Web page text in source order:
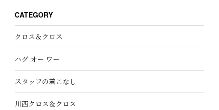
CATEGORY
クロス＆クロス
ハグ オー ワー
スタッフの着こなし
川西クロス＆クロス